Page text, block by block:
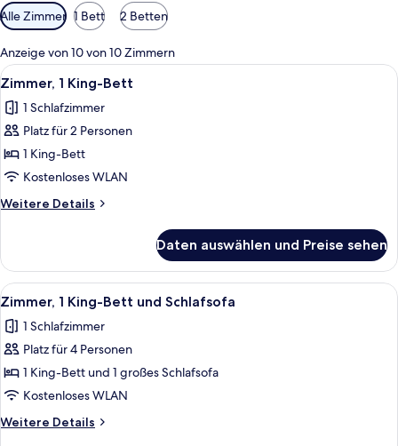
Verfügbare
Filter
für
Zimmer
Alle Zimmer 1 Bett 2 Betten
Anzeige von 10 von 10 Zimmern
Alle
Fotos
für
Zimmer,
1 King-
Bett
anzeigen
Ein Hotelzimmer mit Bett,
10
Zimmer, 1 King-Bett
1 Schlafzimmer
Platz für 2 Personen
1 King-Bett
Kostenloses WLAN
Weitere Details
Weitere
1 King-
Bett
Daten auswählen und Preise sehen
Alle
Fotos
für
Zimmer,
1 King-
Bett
und
Schlafsofa
Ein Hotelzimmer mit Bett,
11
Zimmer, 1 King-Bett und Schlafsofa
1 Schlafzimmer
Platz für 4 Personen
1 King-Bett und 1 großes Schlafsofa
Kostenloses WLAN
Weitere Details
Weitere